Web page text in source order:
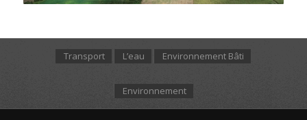
Transport L’eau Environnement Bâti
Environnement